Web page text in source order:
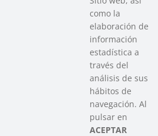
SAREEN
Asociación que agrupa
del Tercer Sector
como la
elaboración de
información
estadística a
través del
análisis de sus
hábitos de
navegación. Al
pulsar en
ACEPTAR